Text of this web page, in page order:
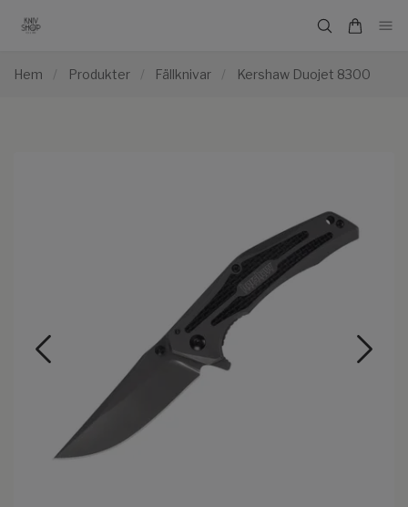
Hem / Produkter / Fällknivar / Kershaw Duojet 8300